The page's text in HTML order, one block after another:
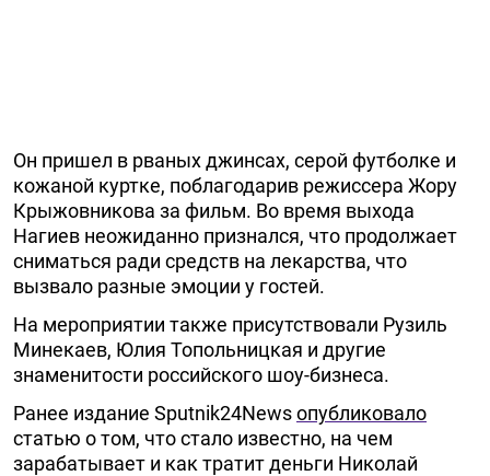
Он пришел в рваных джинсах, серой футболке и
кожаной куртке, поблагодарив режиссера Жору
Крыжовникова за фильм. Во время выхода
Нагиев неожиданно признался, что продолжает
сниматься ради средств на лекарства, что
вызвало разные эмоции у гостей.
На мероприятии также присутствовали Рузиль
Минекаев, Юлия Топольницкая и другие
знаменитости российского шоу-бизнеса.
Ранее издание Sputnik24Newsопубликовало
статью о том, что стало известно, на чем
зарабатывает и как тратит деньги Николай